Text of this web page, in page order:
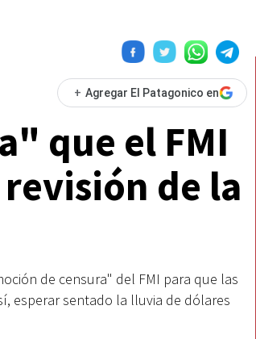
+ Agregar El Patagonico en
que el FMI
de la
de censura" del FMI para que las
esperar sentado la lluvia de dólares